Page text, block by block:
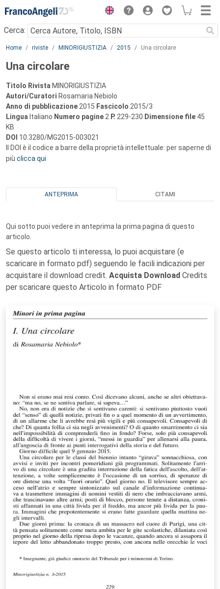
Menu
Cerca:
Main content
Home riviste MINORIGIUSTIZIA 2015 Una circolare
Una circolare
Titolo Rivista MINORIGIUSTIZIA
Autori/Curatori Rosamaria Nebiolo
Anno di pubblicazione 2015 Fascicolo 2015/3
Lingua Italiano Numero pagine 2 P. 229-230 Dimensione file 45
KB
DOI 10.3280/MG2015-003021
Il DOI è il codice a barre della proprietà intellettuale: per saperne di
più clicca qui
ANTEPRIMA CITAMI
Qui sotto puoi vedere in anteprima la prima pagina di questo
articolo.
Se questo articolo ti interessa, lo puoi acquistare (e
scaricare in formato pdf) seguendo le facili indicazioni per
acquistare il download credit. Acquista Download Credits
per scaricare questo Articolo in formato PDF